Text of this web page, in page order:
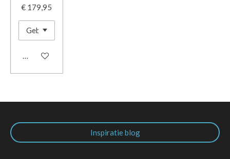
€ 179,95
In winkelwagen
Inspiratie blog